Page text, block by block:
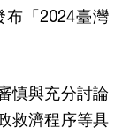
布「2024臺灣
慎與充分討論
救濟程序等具